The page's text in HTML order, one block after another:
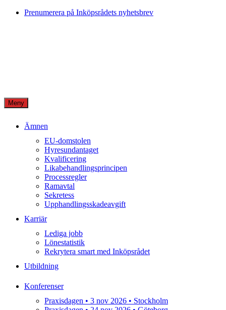
Skip
Prenumerera på Inköpsrådets nyhetsbrev
Meny
Ämnen
EU-domstolen
Hyresundantaget
Kvalificering
Likabehandlingsprincipen
Processregler
Ramavtal
Sekretess
Upphandlingsskadeavgift
Karriär
Lediga jobb
Lönestatistik
Rekrytera smart med Inköpsrådet
Utbildning
Konferenser
Praxisdagen • 3 nov 2026 • Stockholm